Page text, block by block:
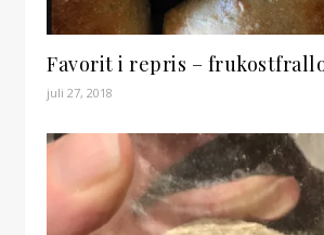
Favorit i repris –
juli 27, 2018